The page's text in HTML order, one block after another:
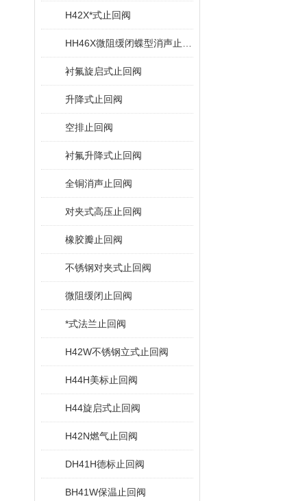
H42X*式止回阀
衬氟旋启式止回阀
升降式止回阀
空排止回阀
衬氟升降式止回阀
全铜消声止回阀
对夹式高压止回阀
橡胶瓣止回阀
不锈钢对夹式止回阀
微阻缓闭止回阀
*式法兰止回阀
H42W不锈钢立式止回阀
H44H美标止回阀
H44旋启式止回阀
H42N燃气止回阀
DH41H德标止回阀
BH41W保温止回阀